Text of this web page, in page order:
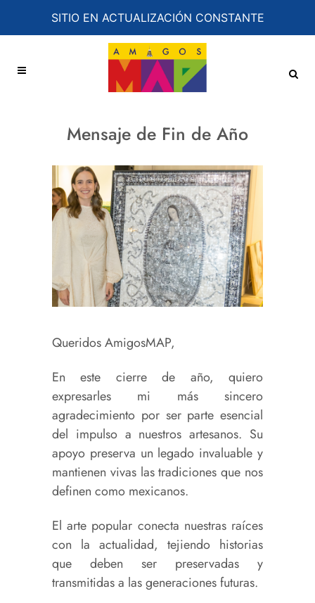
SITIO EN ACTUALIZACIÓN CONSTANTE
Mensaje de Fin de Año
Queridos AmigosMAP,
En este cierre de año, quiero
expresarles mi más sincero
agradecimiento por ser parte esencial
del impulso a nuestros artesanos. Su
apoyo preserva un legado invaluable y
mantienen vivas las tradiciones que nos
definen como mexicanos.
El arte popular conecta nuestras raíces
con la actualidad, tejiendo historias
que deben ser preservadas y
transmitidas a las generaciones futuras.